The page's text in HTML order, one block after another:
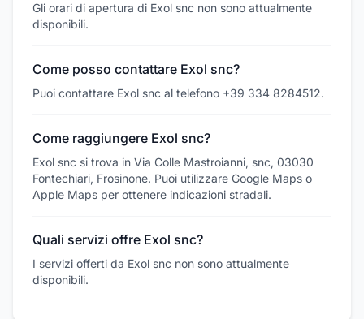
Gli orari di apertura di Exol snc non sono attualmente
disponibili.
Come posso contattare Exol snc?
Puoi contattare Exol snc al telefono +39 334 8284512.
Come raggiungere Exol snc?
Exol snc si trova in Via Colle Mastroianni, snc, 03030
Fontechiari, Frosinone. Puoi utilizzare Google Maps o
Apple Maps per ottenere indicazioni stradali.
Quali servizi offre Exol snc?
I servizi offerti da Exol snc non sono attualmente
disponibili.